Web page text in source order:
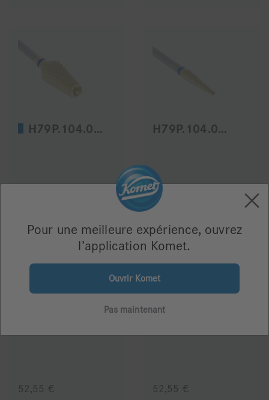
H79P.104.070 H79P.104.031
52,55 €
52,55 € 52,55 €
Pour une meilleure expérience, ouvrez
l’application Komet.
Ouvrir Komet
Pas maintenant